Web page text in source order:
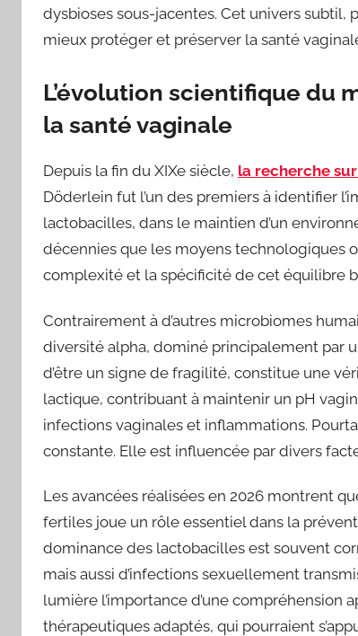
dysbioses sous-jacentes. Cet univers
mieux protéger et préserver la santé
L’évolution scientifique du
la santé vaginale
Depuis la fin du XIXe siècle, la recherche
Döderlein fut l’un des premiers à identifier
lactobacilles, dans le maintien d’un
décennies que les moyens technologiques
complexité et la spécificité de cet équilibre
Contrairement à d’autres microbiomes
diversité alpha, dominé principalement par
d’être un signe de fragilité, constitue une
lactique, contribuant à maintenir un pH
infections vaginales et inflammations.
constante. Elle est influencée par divers
Les avancées réalisées en 2026 montrent
fertiles joue un rôle essentiel dans la
dominance des lactobacilles est souvent
mais aussi d’infections sexuellement
lumière l’importance d’une
thérapeutiques adaptés, qui pourraient